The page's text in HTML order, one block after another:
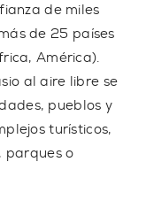
de miles
de 25 países
América).
al aire libre se
pueblos y
turísticos,
parques o